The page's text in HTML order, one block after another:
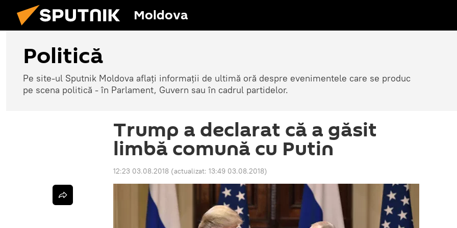
Moldova
Politică
Pe site-ul Sputnik Moldova aflați informații de ultimă oră despre evenimentele care se produc
pe scena politică - în Parlament, Guvern sau în cadrul partidelor.
Trump a declarat că a găsit
limbă comună cu Putin
12:23 03.08.2018 (actualizat: 13:49 03.08.2018)